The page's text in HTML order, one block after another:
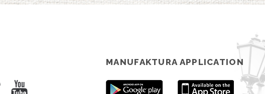
MANUFAKTURA APPLICATION